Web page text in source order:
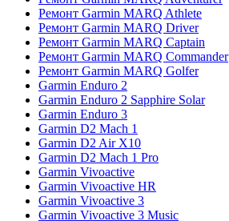
Ремонт Garmin MARQ Athlete
Ремонт Garmin MARQ Driver
Ремонт Garmin MARQ Captain
Ремонт Garmin MARQ Commander
Ремонт Garmin MARQ Golfer
Garmin Enduro 2
Garmin Enduro 2 Sapphire Solar
Garmin Enduro 3
Garmin D2 Mach 1
Garmin D2 Air X10
Garmin D2 Mach 1 Pro
Garmin Vivoactive
Garmin Vivoactive HR
Garmin Vivoactive 3
Garmin Vivoactive 3 Music